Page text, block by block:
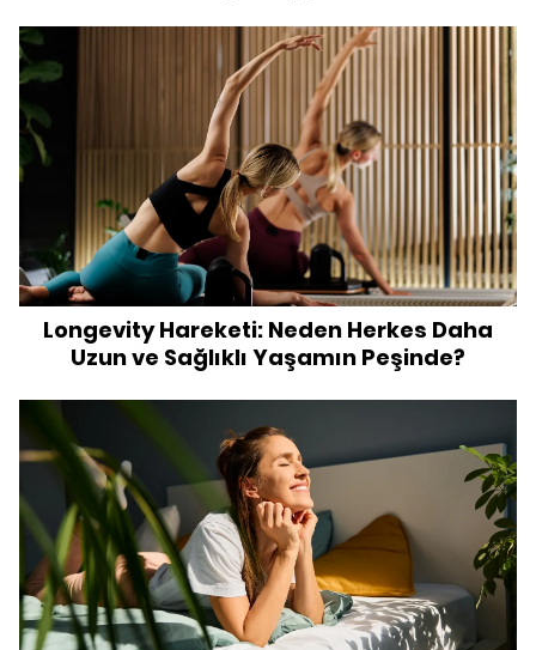
Longevity Hareketi: Neden Herkes Daha
Uzun ve Sağlıklı Yaşamın Peşinde?